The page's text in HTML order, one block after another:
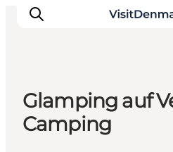
Inspiration
Regionen
Glamping auf
Camping